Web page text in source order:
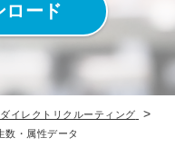
ロード
ダイレクトリクルーティング >
数・属性データ